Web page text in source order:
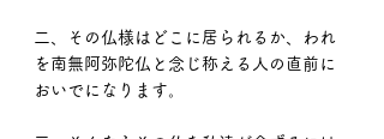
二、その仏様はどこに居られるか、われ
を南無阿弥陀仏と念じ称える人の直前に
おいでになります。